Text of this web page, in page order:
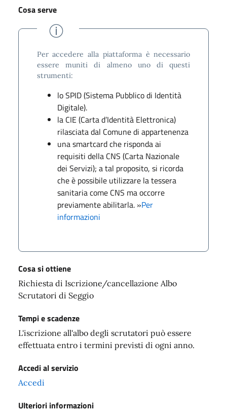
Cosa serve
Per accedere alla piattaforma è necessario
essere muniti di almeno uno di questi
strumenti:
lo SPID (Sistema Pubblico di Identità
Digitale).
la CIE (Carta d’Identità Elettronica)
rilasciata dal Comune di appartenenza
una smartcard che risponda ai
requisiti della CNS (Carta Nazionale
dei Servizi); a tal proposito, si ricorda
che è possibile utilizzare la tessera
sanitaria come CNS ma occorre
previamente abilitarla. »Per
informazioni
Cosa si ottiene
Richiesta di Iscrizione/cancellazione Albo
Scrutatori di Seggio
Tempi e scadenze
L'iscrizione all'albo degli scrutatori può essere
effettuata entro i termini previsti di ogni anno.
Accedi al servizio
Accedi
Ulteriori informazioni